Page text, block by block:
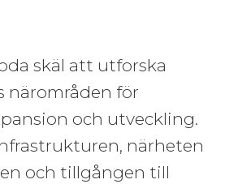
skäl att utforska
närområden för
och utveckling.
närheten
och tillgången till